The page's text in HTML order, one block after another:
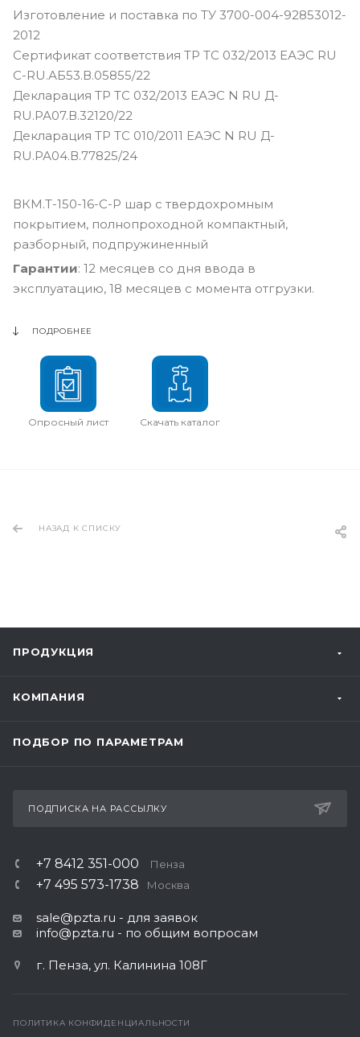
Изготовление и поставка по ТУ 3700-004-92853012-
2012
Сертификат соответствия ТР ТС 032/2013 ЕАЭС RU
С-RU.АБ53.В.05855/22
Декларация ТР ТС 032/2013 ЕАЭС N RU Д-
RU.РА07.В.32120/22
Декларация ТР ТС 010/2011 ЕАЭС N RU Д-
RU.РА04.В.77825/24
ВКМ.Т-150-16-С-Р шар с твердохромным
покрытием, полнопроходной компактный,
разборный, подпружиненный
Гарантии: 12 месяцев со дня ввода в
эксплуатацию, 18 месяцев с момента отгрузки.
ПОДРОБНЕЕ
Опросный лист Скачать каталог
НАЗАД К СПИСКУ
ПРОДУКЦИЯ
КОМПАНИЯ
ПОДБОР ПО ПАРАМЕТРАМ
ПОДПИСКА НА РАССЫЛКУ
+7 8412 351-000 Пенза
+7 495 573-1738 Москва
sale@pzta.ru - для заявок
info@pzta.ru - по общим вопросам
г. Пенза, ул. Калинина 108Г
ПОЛИТИКА КОНФИДЕНЦИАЛЬНОСТИ